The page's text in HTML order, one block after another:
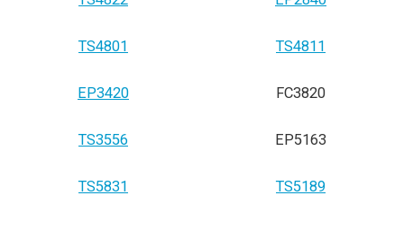
TS4801
EP3420
TS3556
TS5831
TS4811
FC3820
EP5163
TS5189